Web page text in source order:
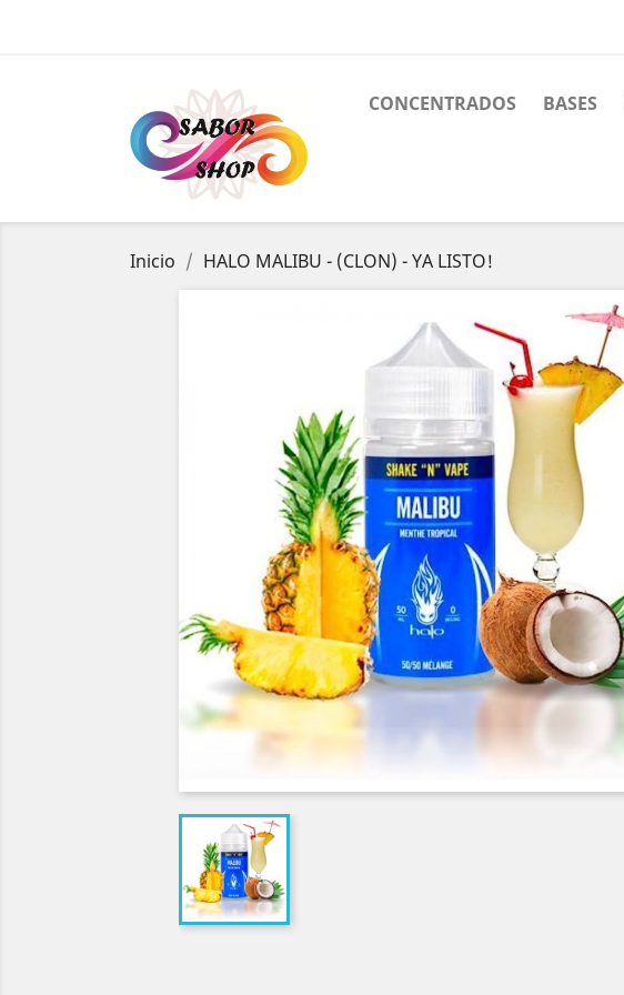
CONCENTRADOS BASES
Inicio HALO MALIBU - (CLON) - YA LISTO!